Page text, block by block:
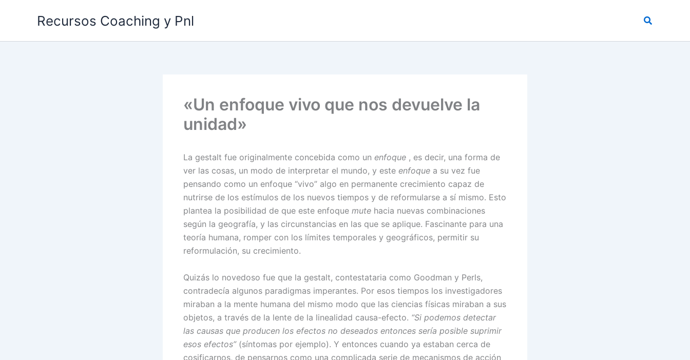
Recursos Coaching y Pnl Buscar
«Un enfoque vivo que nos devuelve la
unidad»
La gestalt fue originalmente concebida como un enfoque , es decir, una forma de
ver las cosas, un modo de interpretar el mundo, y este enfoque a su vez fue
pensando como un enfoque “vivo” algo en permanente crecimiento capaz de
nutrirse de los estímulos de los nuevos tiempos y de reformularse a sí mismo. Esto
plantea la posibilidad de que este enfoque mute hacia nuevas combinaciones
según la geografía, y las circunstancias en las que se aplique. Fascinante para una
teoría humana, romper con los límites temporales y geográficos, permitir su
reformulación, su crecimiento.
Quizás lo novedoso fue que la gestalt, contestataria como Goodman y Perls,
contradecía algunos paradigmas imperantes. Por esos tiempos los investigadores
miraban a la mente humana del mismo modo que las ciencias físicas miraban a sus
objetos, a través de la lente de la linealidad causa-efecto. “Si podemos detectar
las causas que producen los efectos no deseados entonces sería posible suprimir
esos efectos”(síntomas por ejemplo). Y entonces cuando ya estaban cerca de
cosificarnos, de pensarnos como una complicada serie de mecanismos de acción